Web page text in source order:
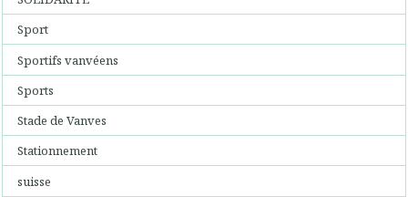
Sport
Sportifs vanvéens
Sports
Stade de Vanves
Stationnement
suisse